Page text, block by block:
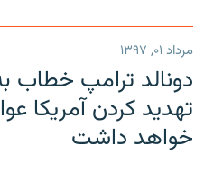
مرداد ۰۱, ۱۳۹۷
دونالد ترامپ
تهدید کردن آمریکا
خواهد داشت